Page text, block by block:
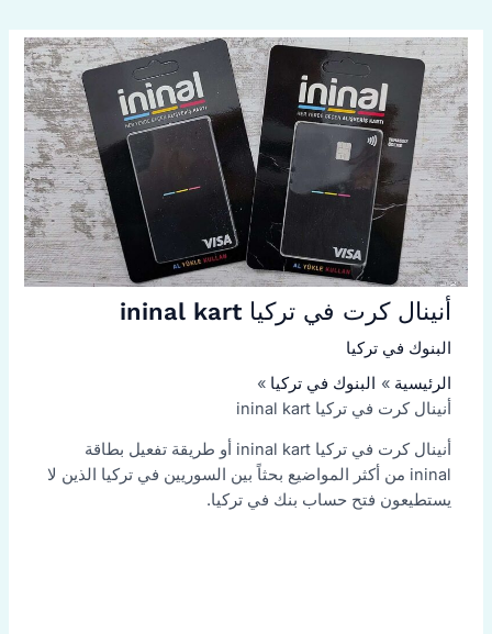
أنينال كرت في تركيا ininal kart
البنوك في تركيا
الرئيسية
البنوك في تركيا
أنينال كرت في تركيا ininal kart
أنينال كرت في تركيا ininal kart أو طريقة تفعيل بطاقة
ininal من أكثر المواضيع بحثاً بين السوريين في تركيا الذين لا
يستطيعون فتح حساب بنك في تركيا.